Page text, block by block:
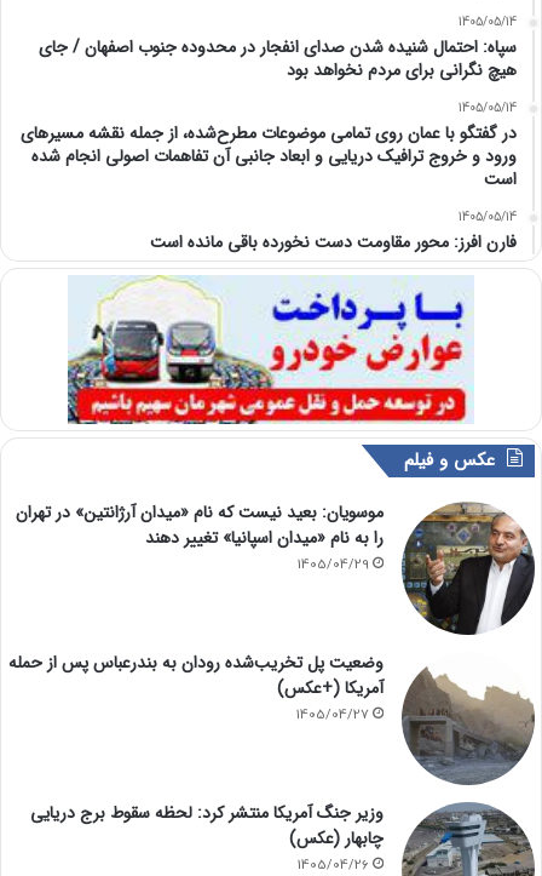
1405/05/14
سپاه: احتمال شنیده شدن صدای انفجار در محدوده جنوب اصفهان / جای
هیچ نگرانی برای مردم نخواهد بود
1405/05/14
در گفتگو با عمان روی تمامی موضوعات مطرح‌شده، از جمله نقشه مسیرهای
ورود و خروج ترافیک دریایی و ابعاد جانبی آن تفاهمات اصولی انجام شده
است
1405/05/14
فارن افرز: محور مقاومت دست نخورده باقی مانده است
عکس و فیلم
موسویان: بعید نیست که نام «میدان آرژانتین» در تهران
را به نام «میدان اسپانیا» تغییر دهند
1405/04/29
وضعیت پل تخریب‌شده رودان به بندرعباس پس از حمله
آمریکا (+عکس)
1405/04/27
وزیر جنگ آمریکا منتشر کرد: لحظه سقوط برج دریایی
چابهار (عکس)
1405/04/26